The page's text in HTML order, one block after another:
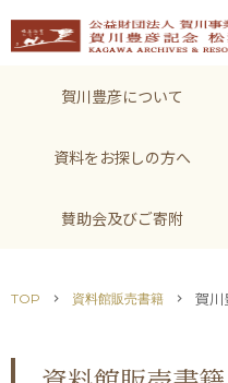
賀川豊彦について
資料をお探しの方へ
賛助会及びご寄附
TOP chevron_right 資料館販売書籍 chevron_right 賀